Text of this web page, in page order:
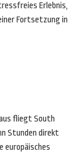
Erlebnis,
Fortsetzung in
fliegt South
Stunden direkt
europäisches